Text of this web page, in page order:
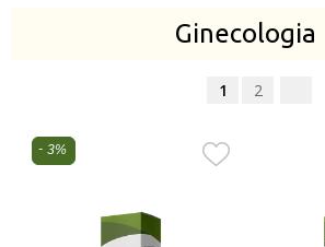
Ginecologia
1 2
3%